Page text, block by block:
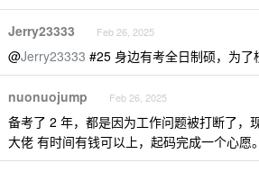
Jerry23333 Feb 26, 2025
@Jerry23333 #25 身边有考全日制硕，为
nuonuojump Feb 26, 2025
备考了 2 年，都是因为工作问题被打断了，
大佬 有时间有钱可以上，起码完成一个心愿。